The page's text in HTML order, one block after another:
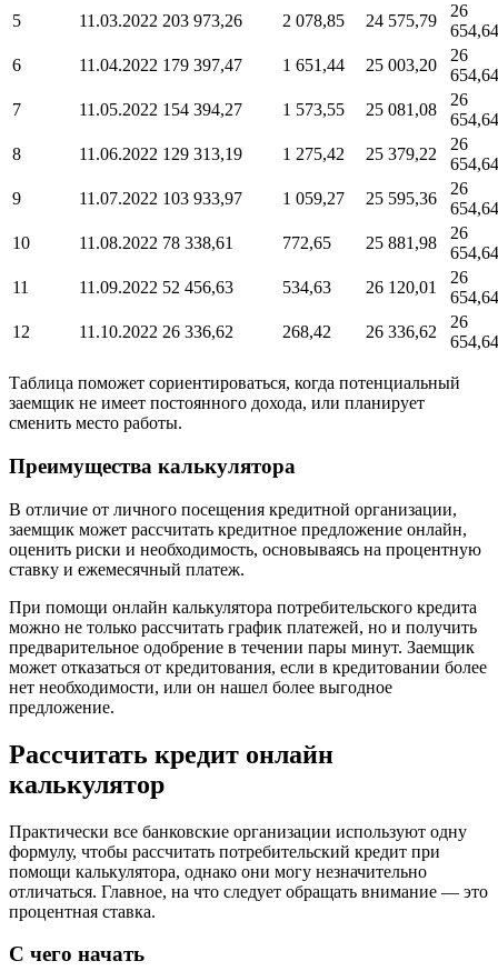
5
11.03.2022 203 973,26 2 078,85 24 575,79
26
654,64
6
11.04.2022 179 397,47 1 651,44 25 003,20
26
654,64
7
11.05.2022 154 394,27 1 573,55 25 081,08
26
654,64
8
11.06.2022 129 313,19 1 275,42 25 379,22
26
654,64
9
11.07.2022 103 933,97 1 059,27 25 595,36
26
654,64
10
11.08.2022 78 338,61 772,65 25 881,98
26
654,64
11
11.09.2022 52 456,63 534,63 26 120,01
26
654,64
12
11.10.2022 26 336,62 268,42 26 336,62
26
654,64
Таблица поможет сориентироваться, когда потенциальный
заемщик не имеет постоянного дохода, или планирует
сменить место работы.
Преимущества калькулятора
В отличие от личного посещения кредитной организации,
заемщик может рассчитать кредитное предложение онлайн,
оценить риски и необходимость, основываясь на процентную
ставку и ежемесячный платеж.
При помощи онлайн калькулятора потребительского кредита
можно не только рассчитать график платежей, но и получить
предварительное одобрение в течении пары минут. Заемщик
может отказаться от кредитования, если в кредитовании более
нет необходимости, или он нашел более выгодное
предложение.
Рассчитать кредит онлайн
калькулятор
Практически все банковские организации используют одну
формулу, чтобы рассчитать потребительский кредит при
помощи калькулятора, однако они могу незначительно
отличаться. Главное, на что следует обращать внимание — это
процентная ставка.
С чего начать